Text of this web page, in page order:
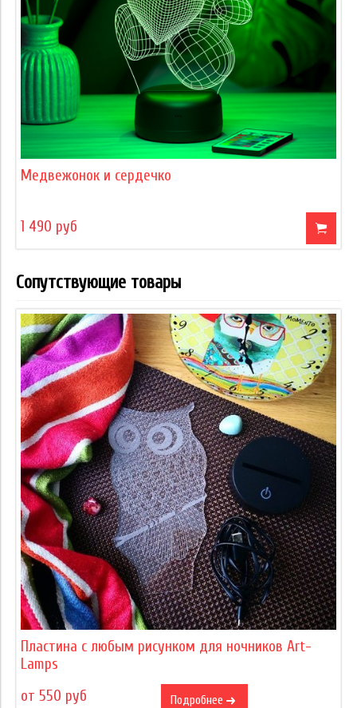
Медвежонок и сердечко
1 490 руб
Сопутствующие товары
Пластина с любым рисунком для ночников Art-
Lamps
от 550 руб
Подробнее